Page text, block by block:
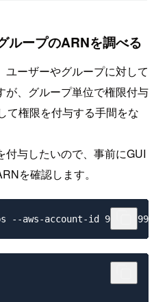
ループのARNを調べる
ーザーやグループに対して
が、グループ単位で権限付与
て権限を付与する手間をな
与したいので、事前にGUI
を確認します。